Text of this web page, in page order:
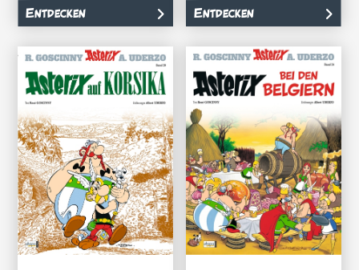
Entdecken Entdecken